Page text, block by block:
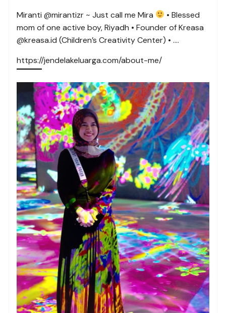
Miranti @mirantizr ~ Just call me Mira
• Blessed
mom of one active boy, Riyadh • Founder of Kreasa
@kreasa.id (Children’s Creativity Center) • ….
https://jendelakeluarga.com/about-me/